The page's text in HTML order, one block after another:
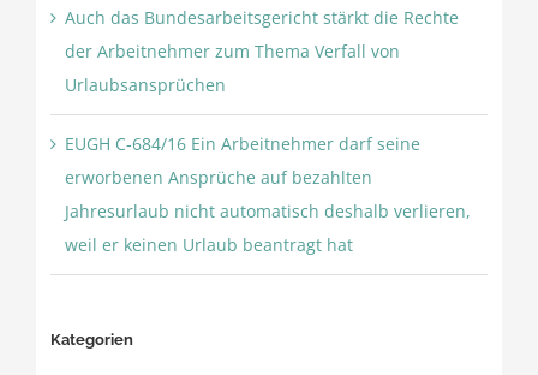
Auch das Bundesarbeitsgericht stärkt die Rechte
der Arbeitnehmer zum Thema Verfall von
Urlaubsansprüchen
EUGH C‑684/16 Ein Arbeitnehmer darf seine
erworbenen Ansprüche auf bezahlten
Jahresurlaub nicht automatisch deshalb verlieren,
weil er keinen Urlaub beantragt hat
Kategorien